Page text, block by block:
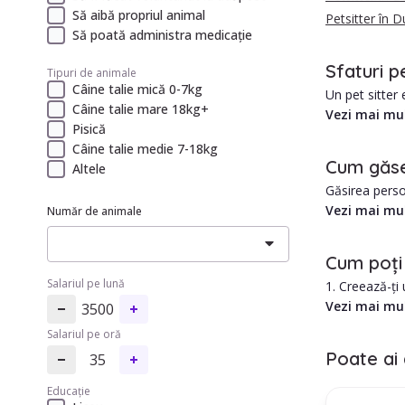
Să aibă propriul animal
Să poată administra medicație
Tipuri de animale
Câine talie mică 0-7kg
Câine talie mare 18kg+
Pisică
Câine talie medie 7-18kg
Altele
Număr de animale
Salariul pe lună
3500
Salariul pe oră
35
Educație
Petsitter în
Sfaturi
Un pet sitter
Avantajele
1. Costuri
2. Îngrijire
4.
Vezi mai
Cum
Găsirea
animale.
Ce ar
1. A mai avut
3. Poate
4. Se simte
Vezi mai
Cum
1. Creează-ți
2.
5. Alege pet
Vezi mai
Poate ai